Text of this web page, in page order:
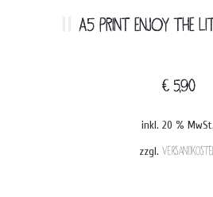
A5 PRINT ENJOY THE
€ 5,90
inkl. 20 % MwSt.
zzgl.